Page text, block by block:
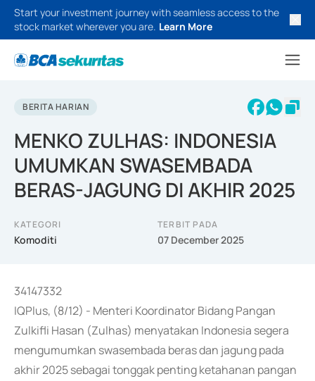
Start your investment journey with seamless access to the
stock market wherever you are. Learn More
BERITA HARIAN
MENKO ZULHAS: INDONESIA
UMUMKAN SWASEMBADA
BERAS-JAGUNG DI AKHIR 2025
KATEGORI
Komoditi
TERBIT PADA
07 December 2025
34147332
IQPlus, (8/12) - Menteri Koordinator Bidang Pangan
Zulkifli Hasan (Zulhas) menyatakan Indonesia segera
mengumumkan swasembada beras dan jagung pada
akhir 2025 sebagai tonggak penting ketahanan pangan